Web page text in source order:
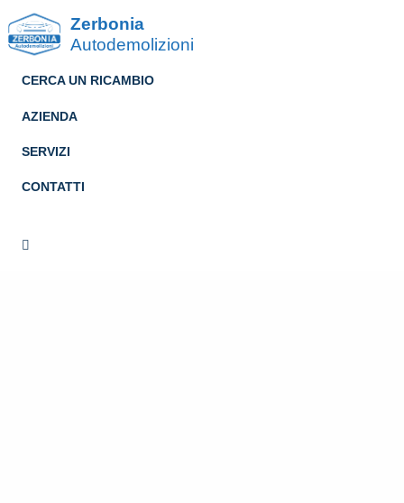
Zerbonia
Autodemolizioni
CERCA UN RICAMBIO
AZIENDA
SERVIZI
CONTATTI